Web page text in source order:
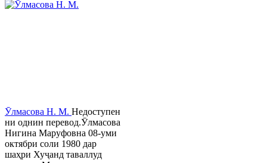
Ӯлмасова Н. М. Недоступен
ни однин перевод.Ӯлмасова
Нигина Маруфовна 08-уми
октябри соли 1980 дар
шаҳри Хуҷанд таваллуд